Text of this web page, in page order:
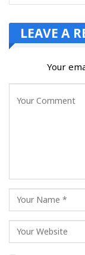
LEAVE A
Your